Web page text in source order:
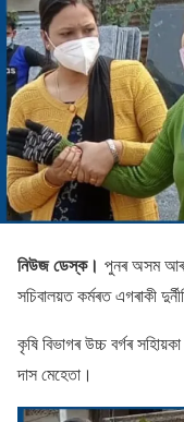
নিউজ ডেস্ক। পুনৰ অসম
সচিবালয়ত কৰ্মৰত এগৰাকী
কৃষি বিভাগৰ উচ্চ বৰ্গৰ
দাস মেহেতা।